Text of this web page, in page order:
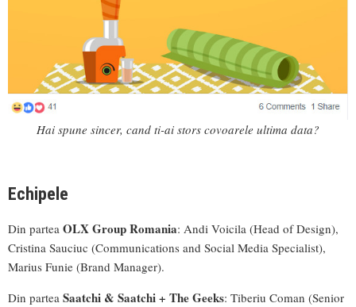
Hai spune sincer, cand ti-ai stors covoarele ultima data?
Echipele
Din partea OLX Group Romania: Andi Voicila (Head of Design),
Cristina Sauciuc (Communications and Social Media Specialist),
Marius Funie (Brand Manager).
Din partea Saatchi & Saatchi + The Geeks: Tiberiu Coman (Senior